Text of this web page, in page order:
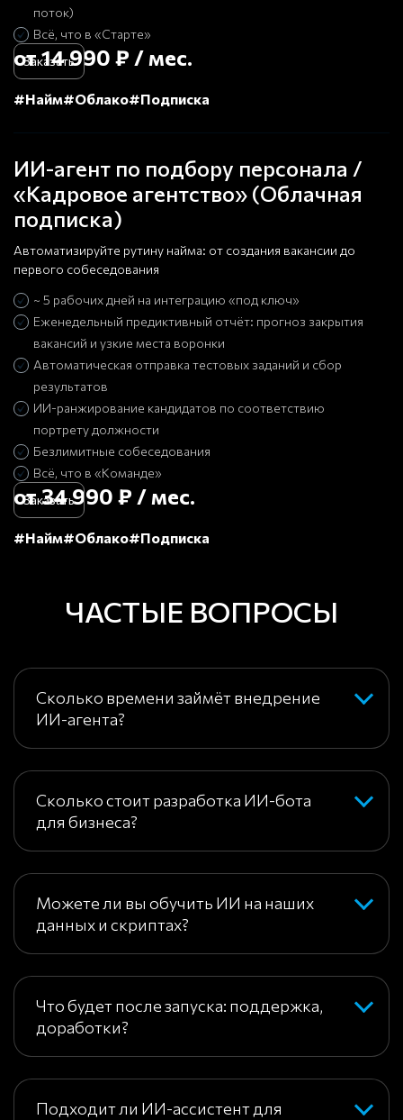
поток)
Всё, что в «Старте»
от 14 990 ₽ / мес.
Заказать
#Найм#Облако#Подписка
ИИ-агент по подбору персонала /
«Кадровое агентство» (Облачная
подписка)
Автоматизируйте рутину найма: от создания вакансии до
первого собеседования
~ 5 рабочих дней на интеграцию «под ключ»
Еженедельный предиктивный отчёт: прогноз закрытия
вакансий и узкие места воронки
Автоматическая отправка тестовых заданий и сбор
результатов
ИИ-ранжирование кандидатов по соответствию
портрету должности
Безлимитные собеседования
Всё, что в «Команде»
от 34 990 ₽ / мес.
Заказать
#Найм#Облако#Подписка
ЧАСТЫЕ ВОПРОСЫ
Сколько времени займёт внедрение
ИИ-агента?
Сколько стоит разработка ИИ-бота
для бизнеса?
Можете ли вы обучить ИИ на наших
данных и скриптах?
Что будет после запуска: поддержка,
доработки?
Подходит ли ИИ-ассистент для